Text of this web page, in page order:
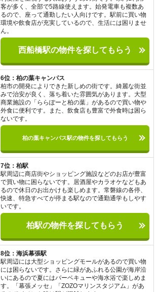
客が多く、全部で5路線使えます。始発電車も複数あ
るので、座って通勤したい人向けです。駅前に買い物
環境や飲食店が充実しているので、生活には困りませ
ん。
西船橋駅の物件を探してもらう
6位：柏の葉キャンパス
柏市の開発によりできた新しめの街です。綺麗な街並
みで治安が良く、落ち着いた雰囲気があります。大型
商業施設の「ららぽーと柏の葉」があるので買い物や
外食に便利です。また、飲食店も豊富で外食時は困ら
ないです。
柏の葉キャンパス駅の物件を探してもらう
7位：柏駅
駅周辺に商店街やショッピング施設などのお店が豊富
で買い物に困らないです。居酒屋やカラオケなどもあ
るので休日のお出かけも楽しめます。常磐線の各停、
快速、特急すべてが停まる駅なので通勤通学もしやす
いです。
柏駅の物件を探してもらう
8位：海浜幕張駅
駅周辺には大型ショッピングモールがあるので買い物
には困らないです。さらに緑があふれる公園が海岸沿
いにあるので夏にはバーベキューや海水浴で楽しめま
す。「幕張メッセ」「ZOZOマリンスタジアム」があ